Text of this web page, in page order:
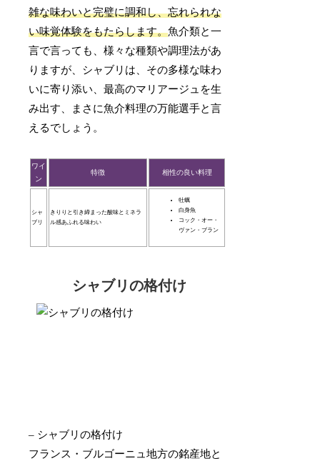
雑な味わいと完璧に調和し、忘れられな
い味覚体験をもたらします。魚介類と一
言で言っても、様々な種類や調理法があ
りますが、シャブリは、その多様な味わ
いに寄り添い、最高のマリアージュを生
み出す、まさに魚介料理の万能選手と言
えるでしょう。
ワイ
ン
特徴 相性の良い料理
シャ
ブリ
きりりと引き締まった酸味とミネラ
ル感あふれる味わい
牡蠣
白身魚
コック・オー・
ヴァン・ブラン
シャブリの格付け
– シャブリの格付け
フランス・ブルゴーニュ地方の銘産地と